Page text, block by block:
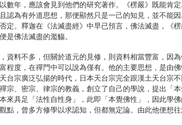
數年，應該會見到他們的研究著作。《楞嚴》既能肯
認為有外道思想，那便顯然只是一己的知見，並不能
定。釋迦在《法滅盡經》中早已預言，佛法滅盡，《
是佛法滅盡的濫觴。
資料不多，但關於道元的見修，則資料相當豐富，因
程度，在禪門中可以說為僅有。他的主要思想，是由
台宗廣泛弘揚的時代，日本天台宗完全跟漢土天台宗
宗、密宗、律宗的教義，創立了自己的學說，提出「
來具足「法性自性身」，此即「本覺佛性」，因此學佛
點，曾多方修學以求認知，但都無定論。由此他便想往